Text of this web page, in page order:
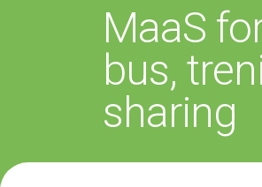
Edizione 2026
Innovation District
Sostenibilità
Newsletter
Collaborazioni
Media Partner
MaaS
bus,
sharing